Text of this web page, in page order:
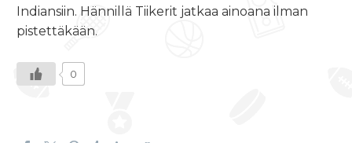
Indiansiin. Hännillä Tiikerit jatkaa ainoana ilman
pistettäkään.
0